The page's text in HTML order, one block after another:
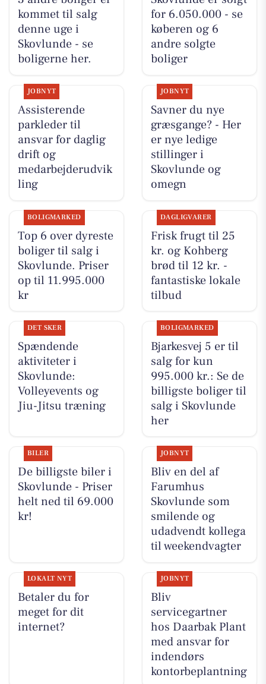
kommet til salg
denne uge i
Skovlunde - se
boligerne her.
for 6.050.000 - se
køberen og 6
andre solgte
boliger
JOBNYT
Assisterende
parkleder til
ansvar for daglig
drift og
medarbejderudvik
ling
JOBNYT
Savner du nye
græsgange? - Her
er nye ledige
stillinger i
Skovlunde og
omegn
BOLIGMARKED
Top 6 over dyreste
boliger til salg i
Skovlunde. Priser
op til 11.995.000
kr
DAGLIGVARER
Frisk frugt til 25
kr. og Kohberg
brød til 12 kr. -
fantastiske lokale
tilbud
DET SKER
Spændende
aktiviteter i
Skovlunde:
Volleyevents og
Jiu-Jitsu træning
BOLIGMARKED
Bjarkesvej 5 er til
salg for kun
995.000 kr.: Se de
billigste boliger til
salg i Skovlunde
her
BILER
De billigste biler i
Skovlunde - Priser
helt ned til 69.000
kr!
JOBNYT
Bliv en del af
Farumhus
Skovlunde som
smilende og
udadvendt kollega
til weekendvagter
LOKALT NYT
Betaler du for
meget for dit
internet?
JOBNYT
Bliv
servicegartner
hos Daarbak Plant
med ansvar for
indendørs
kontorbeplantning